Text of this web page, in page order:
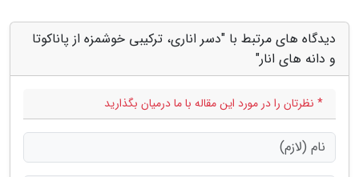
دیدگاه های مرتبط با "دسر اناری، ترکیبی خوشمزه از پاناکوتا
و دانه های انار"
* نظرتان را در مورد این مقاله با ما درمیان بگذارید